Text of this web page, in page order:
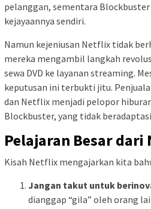
pelanggan, sementara
kejayaannya sendiri.
Namun kejeniusan Netflix tidak
mereka mengambil langkah
sewa DVD ke layanan streaming.
keputusan ini terbukti jitu.
dan Netflix menjadi pelopor
Blockbuster, yang tidak
Pelajaran Besar
Kisah Netflix mengajarkan kita
Jangan takut untuk
dianggap “gila” oleh orang